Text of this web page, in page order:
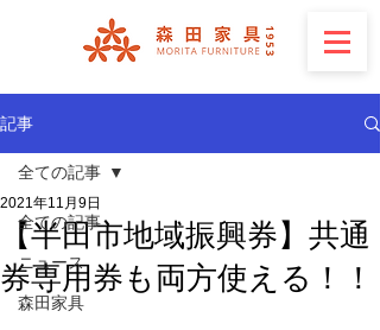
記事
全ての記事
ニュース
森田家具
全ての記事
【半田市地域振興券】共通
券専用券も両方使える！！
2021年11月9日